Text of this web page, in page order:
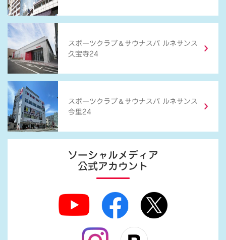
スポーツクラブ ＆ サウナスパ ルネサンス
久宝寺24
スポーツクラブ ＆ サウナスパ ルネサンス
今里24
ソーシャルメディア
公式アカウント